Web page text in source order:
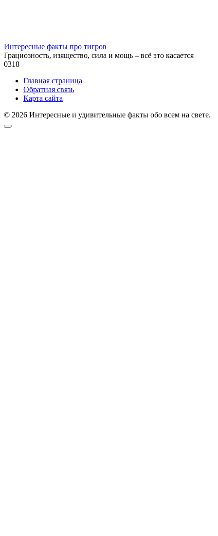
Интересные факты про тигров
Грациозность, изящество, сила и мощь – всё это касается
0318
Главная страница
Обратная связь
Карта сайта
© 2026 Интересные и удивительные факты обо всем на свете.